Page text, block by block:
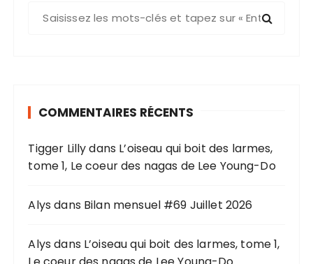
e
p
u
:
COMMENTAIRES RÉCENTS
Tigger Lillydans L’oiseau qui boit des larmes,
tome 1, Le coeur des nagas de Lee Young-Do
Alys dans Bilan mensuel #69 Juillet 2026
Alys dans L’oiseau qui boit des larmes, tome 1,